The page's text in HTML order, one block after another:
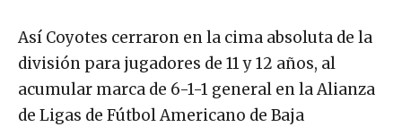
Así Coyotes cerraron en la cima absoluta de la
división para jugadores de 11 y 12 años, al
acumular marca de 6-1-1 general en la Alianza
de Ligas de Fútbol Americano de Baja